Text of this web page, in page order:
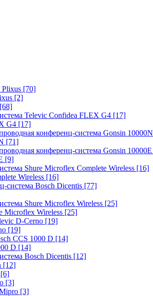
Plixus [70]
[2]
[68]
Televic Confidea FLEX G4 [17]
G4 [17]
конференц-система Gonsin 10000N
[71]
конференц-система Gonsin 10000E
[9]
Shure Microflex Complete Wireless [16]
Wireless [16]
система Bosch Dicentis [77]
Shure Microflex Wireless [25]
Microflex Wireless [25]
D-Cerno [19]
[19]
CCS 1000 D [14]
D [14]
Bosch Dicentis [12]
[12]
[6]
[3]
[3]